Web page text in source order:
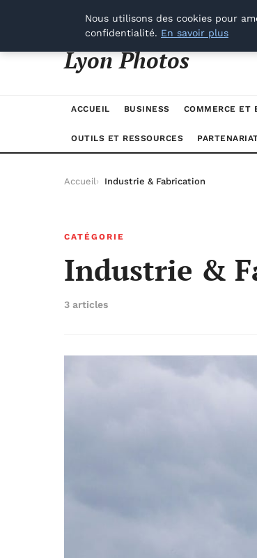
vendredi 7 août 2026
Lyon Photos
ACCUEIL BUSINESS COMMERCE ET
OUTILS ET RESSOURCES
Accueil Industrie & Fabrication
CATÉGORIE
Industrie &
3 articles
Nous utilisons des cookies pour
confidentialité. En savoir plus